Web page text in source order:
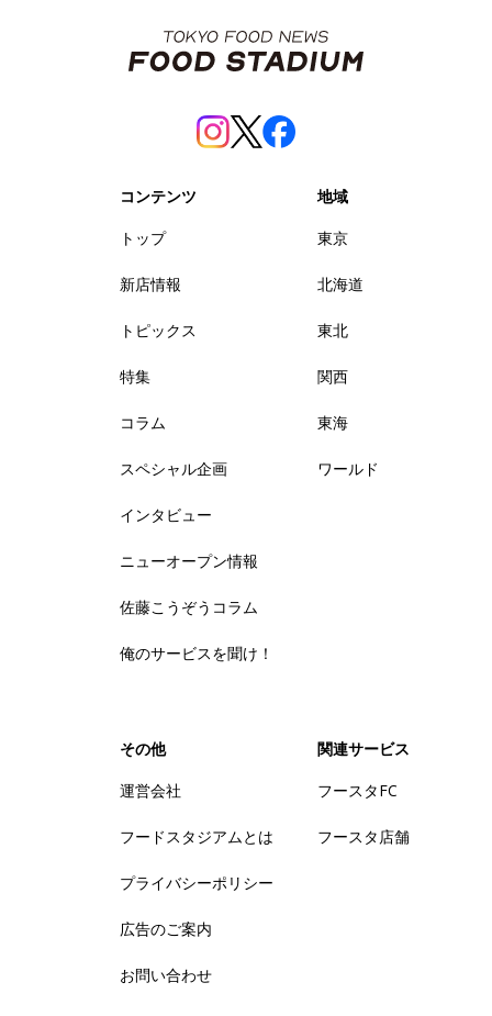
コンテンツ
トップ
新店情報
トピックス
特集
コラム
スペシャル企画
インタビュー
ニューオープン情報
佐藤こうぞうコラム
俺のサービスを聞け！
地域
東京
北海道
東北
関西
東海
ワールド
その他
運営会社
フードスタジアムとは
プライバシーポリシー
広告のご案内
お問い合わせ
関連サービス
フースタFC
フースタ店舗